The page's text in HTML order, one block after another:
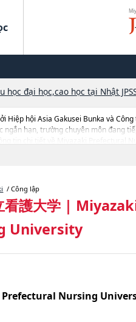
học đại học,cao học tại Nhật
Hiệp hội Asia Gakusei Bunka và
ngắn hạn, trường chuyên môn đang
tin chi tiết về Miyazaki Prefectural
/ Công lập
看護大学 |
University
Nursing